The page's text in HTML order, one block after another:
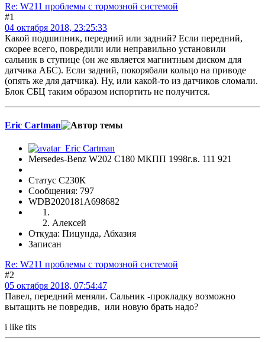
Re: W211 проблемы с тормозной системой
#1
04 октября 2018, 23:25:33
Какой подшипник, передний или задний? Если передний,
скорее всего, повредили или неправильно установили
сальник в ступице (он же является магнитным диском для
датчика АБС). Если задний, покорябали кольцо на приводе
(опять же для датчика). Ну, или какой-то из датчиков сломали.
Блок СБЦ таким образом испортить не получится.
Eric Cartman
Mersedes-Benz W202 C180 МКПП 1998г.в. 111 921
Статус С230К
Сообщения: 797
WDB2020181A698682
Алексей
Откуда: Пицунда, Абхазия
Записан
Re: W211 проблемы с тормозной системой
#2
05 октября 2018, 07:54:47
Павел, передний меняли. Сальник -прокладку возможно
вытащить не повредив, или новую брать надо?
i like tits